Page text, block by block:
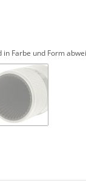
Farbe und Form